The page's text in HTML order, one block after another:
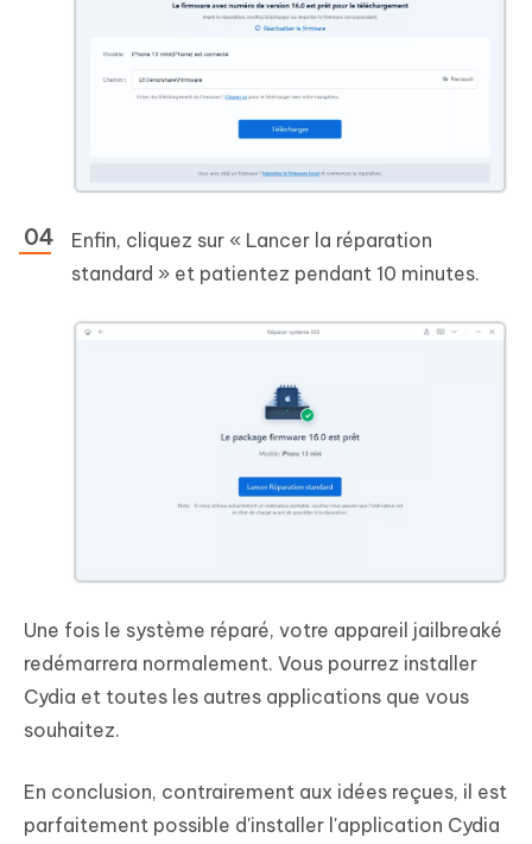
Enfin, cliquez sur « Lancer la réparation
standard » et patientez pendant 10 minutes.
Une fois le système réparé, votre appareil jailbreaké
redémarrera normalement. Vous pourrez installer
Cydia et toutes les autres applications que vous
souhaitez.
En conclusion, contrairement aux idées reçues, il est
parfaitement possible d'installer l'application Cydia